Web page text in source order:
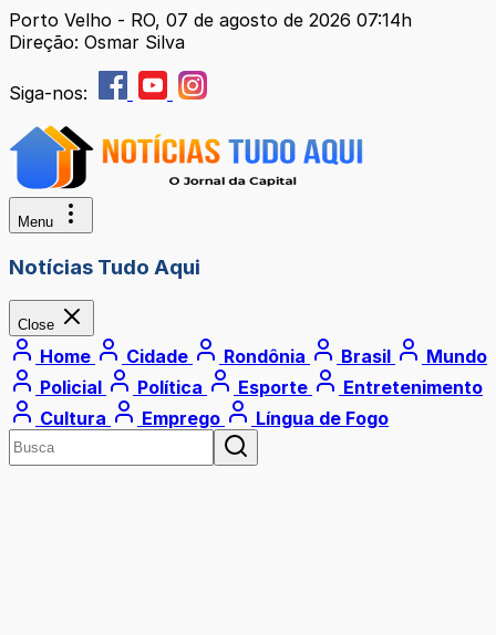
Porto Velho - RO, 07 de agosto de 2026 07:14h
Direção: Osmar Silva
Siga-nos:
Menu
Notícias Tudo Aqui
Close
Home Cidade Rondônia Brasil
Mundo
Policial
Política Esporte
Entretenimento
Cultura
Emprego Língua de Fogo